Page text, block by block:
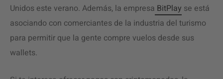
Unidos este verano. Además, la empresa BitPlay se está
asociando con comerciantes de la industria del turismo
para permitir que la gente compre vuelos desde sus
wallets.